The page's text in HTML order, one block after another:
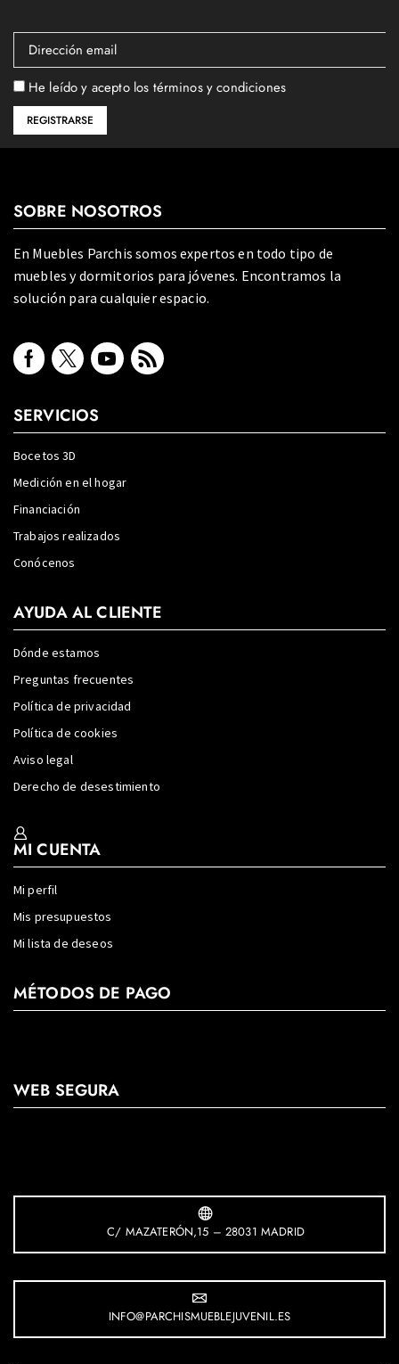
He leído y acepto los términos y condiciones
SOBRE NOSOTROS
En Muebles Parchis somos expertos en todo tipo de
muebles y dormitorios para jóvenes. Encontramos la
solución para cualquier espacio.
SERVICIOS
Bocetos 3D
Medición en el hogar
Financiación
Trabajos realizados
Conócenos
AYUDA AL CLIENTE
Dónde estamos
Preguntas frecuentes
Política de privacidad
Política de cookies
Aviso legal
Derecho de desestimiento
MI CUENTA
Mi perfil
Mis presupuestos
Mi lista de deseos
MÉTODOS DE PAGO
WEB SEGURA
C/ MAZATERÓN,15 – 28031 MADRID
INFO@PARCHISMUEBLEJUVENIL.ES